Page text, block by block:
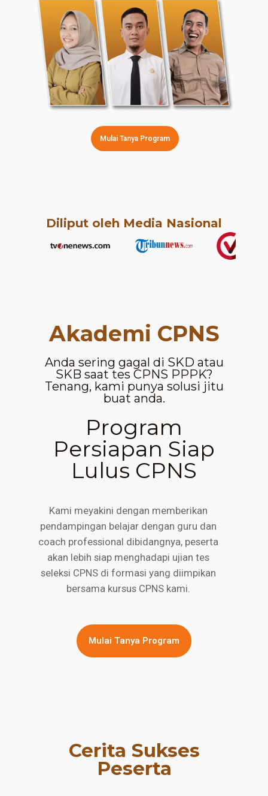
Mulai Tanya Program
Diliput oleh Media Nasional
Akademi CPNS
Anda sering gagal di SKD atau
SKB saat tes CPNS PPPK?
Tenang, kami punya solusi jitu
buat anda.
Program
Persiapan Siap
Lulus CPNS
Kami meyakini dengan memberikan
pendampingan belajar dengan guru dan
coach professional dibidangnya, peserta
akan lebih siap menghadapi ujian tes
seleksi CPNS di formasi yang diimpikan
bersama kursus CPNS kami.
Mulai Tanya Program
Cerita Sukses
Peserta